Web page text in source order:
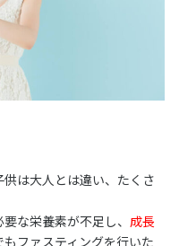
は大人とは違い、たくさ
な栄養素が不足し、 成長
ファスティングを行いた